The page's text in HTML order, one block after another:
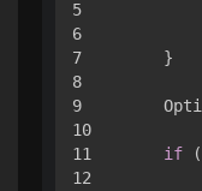
5
6
7
8
9
10
11
12
    }
if